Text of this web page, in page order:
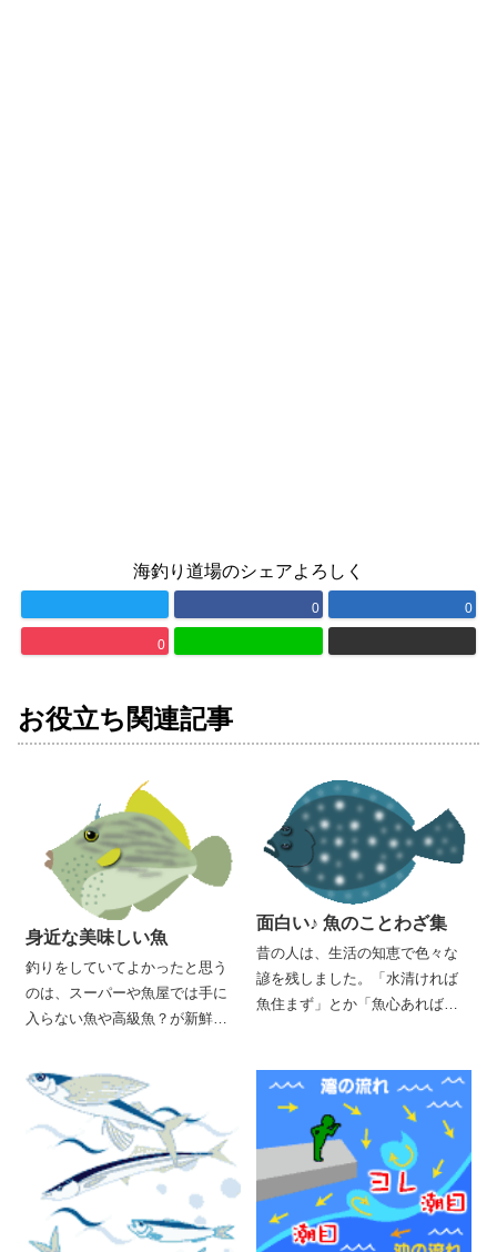
海釣り道場のシェアよろしく
0 0
0
お役立ち関連記事
身近な美味しい魚
釣りをしていてよかったと思う
のは、スーパーや魚屋では手に
入らない魚や高級魚？が新鮮な
は波止で釣れるポピュラーな魚
をおいしく食べる調理法などを
紹介します。一年中手に入る野
菜も、栄養価が最も高いのはそ
の野菜本来の収穫期。魚も同じ
で旬の時期が一番美味です。四
季折々の釣魚を味わいましょ
う。
面白い♪ 魚のことわざ集
昔の人は、生活の知恵で色々な
諺を残しました。「水清ければ
魚住まず」とか「魚心あれば水
獣以上に身近な存在ですから、
たくさんの諺が残っています。
今日は皆さんの釣り生活や食生
活に役立つような面白い諺を紹
介しましょう。昔の人は偉かっ
た。